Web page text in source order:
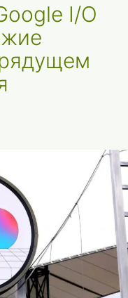
I/O